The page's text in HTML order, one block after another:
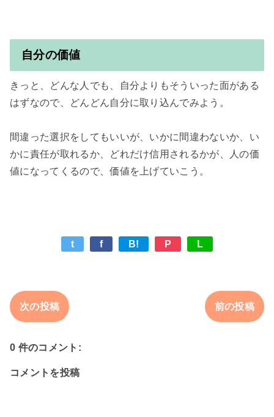
自分の価値
きっと、どんな人でも、自分よりもそういった面がある
はずなので、どんどん自分に取り込んでみよう。
間違った選択をしてもいいが、いかに間違わないか、い
かに責任が取れるか、どれだけ信用されるかが、人の価
t f B! P L
次の投稿 前の投稿
0 件のコメント:
コメントを投稿